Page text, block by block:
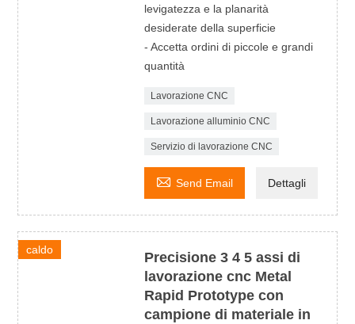
levigatezza e la planarità
desiderate della superficie
- Accetta ordini di piccole e grandi
quantità
Lavorazione CNC
Lavorazione alluminio CNC
Servizio di lavorazione CNC
 Send Email Dettagli
caldo
Precisione 3 4 5 assi di
lavorazione cnc Metal
Rapid Prototype con
campione di materiale in